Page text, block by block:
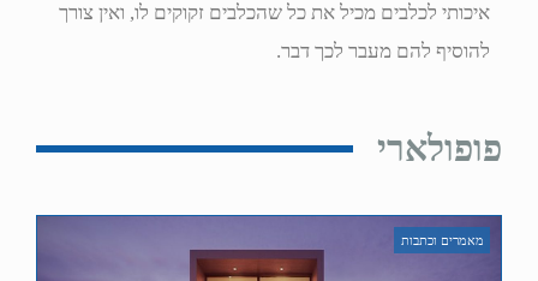
איכותי לכלבים מכיל את כל שהכלבים זקוקים לו, ואין צורך
להוסיף להם מעבר לכך דבר.
פופולארי
מאמרים וכתבות